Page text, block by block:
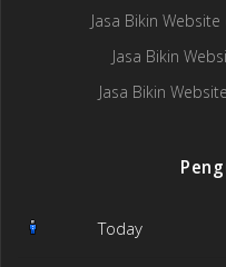
Jasa Bikin
Jasa Bikin
Jasa Bikin
Today